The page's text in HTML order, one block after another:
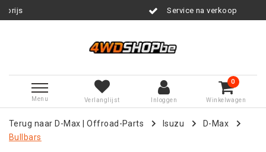
Service na verkoop
Menu Verlanglijst Inloggen
0
Winkelwagen
Terug naar D-Max |Offroad-Parts Isuzu
D-Max
Bullbars